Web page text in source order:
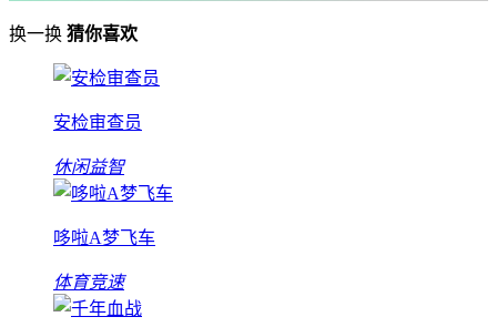
换一换 猜你喜欢
安检审查员
休闲益智
哆啦A梦飞车
体育竞速